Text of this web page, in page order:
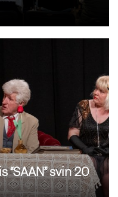
svin 20